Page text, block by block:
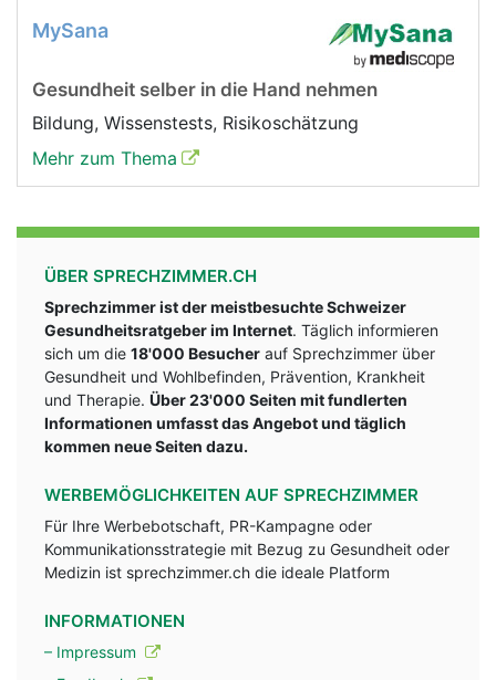
MySana
Gesundheit selber in die Hand nehmen
Bildung, Wissenstests, Risikoschätzung
Mehr zum Thema
ÜBER SPRECHZIMMER.CH
Sprechzimmer ist der meistbesuchte Schweizer
Gesundheitsratgeber im Internet. Täglich informieren
sich um die 18'000 Besucher auf Sprechzimmer über
Gesundheit und Wohlbefinden, Prävention, Krankheit
und Therapie. Über 23'000 Seiten mit fundlerten
Informationen umfasst das Angebot und täglich
kommen neue Seiten dazu.
WERBEMÖGLICHKEITEN AUF SPRECHZIMMER
Für Ihre Werbebotschaft, PR-Kampagne oder
Kommunikationsstrategie mit Bezug zu Gesundheit oder
Medizin ist sprechzimmer.ch die ideale Platform
INFORMATIONEN
– Impressum